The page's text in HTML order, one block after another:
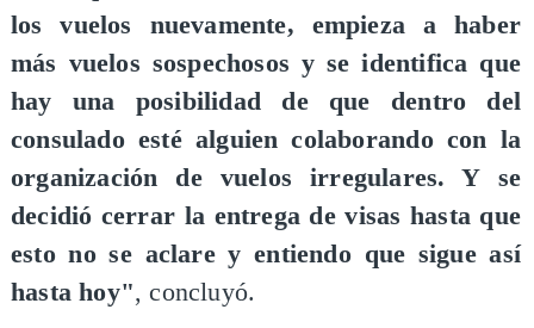
los vuelos nuevamente, empieza a haber
más vuelos sospechosos y se identifica que
hay una posibilidad de que dentro del
consulado esté alguien colaborando con la
organización de vuelos irregulares. Y se
decidió cerrar la entrega de visas hasta que
esto no se aclare y entiendo que sigue así
hasta hoy", concluyó.